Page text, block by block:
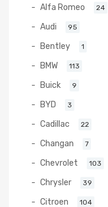
Alfa Romeo 24
Audi 95
Bentley 1
BMW 113
Buick 9
BYD 3
Cadillac 22
Changan 7
Chevrolet 103
Chrysler 39
Citroen 104